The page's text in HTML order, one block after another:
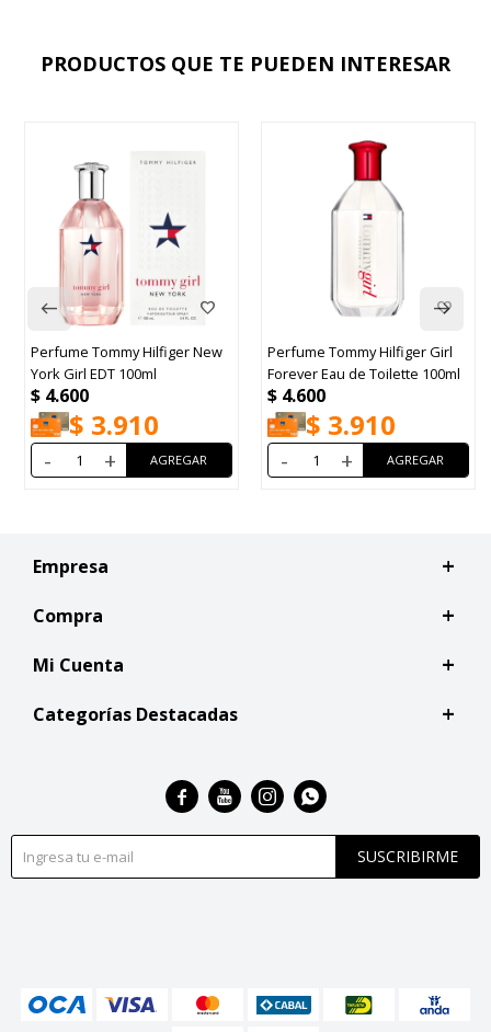
PRODUCTOS QUE TE PUEDEN INTERESAR
Perfume Tommy Hilfiger New
York Girl EDT 100ml
$ 4.600
$ 3.910
- +
Perfume Tommy Hilfiger Girl
Forever Eau de Toilette 100ml
$ 4.600
$ 3.910
- +
Empresa
Compra
Mi Cuenta
Categorías Destacadas
SUSCRIBIRME
   